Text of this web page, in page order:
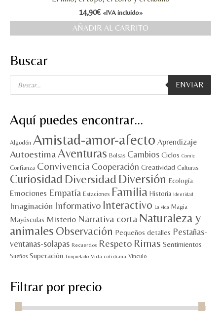
Valoraciones y opiniones de TejiendoLEE un
14,90€ «IVA incluido»
AÑADIR AL CARRITO
Buscar
Búsqueda
productos
ENVIAR
Aquí puedes encontrar…
Algodón Amistad-amor-afecto Aprendizaje
AutoestimaAventuras Bolsas Cambios Ciclos Comic
Confianza Convivencia Cooperación Creatividad Culturas
Curiosidad Diversidad Diversión Ecología
Emociones Empatía Estaciones Familia Historia Identidad
Imaginación Informativo Interactivo La vida Magia
Mayúsculas Misterio Narrativa corta Naturaleza y
animales Observación Pequeños detalles Pestañas-
ventanas-solapas Recuerdos Respeto Rimas Sentimientos
Sueños Superación Troquelado Vida cotidiana Vínculo
Filtrar por precio